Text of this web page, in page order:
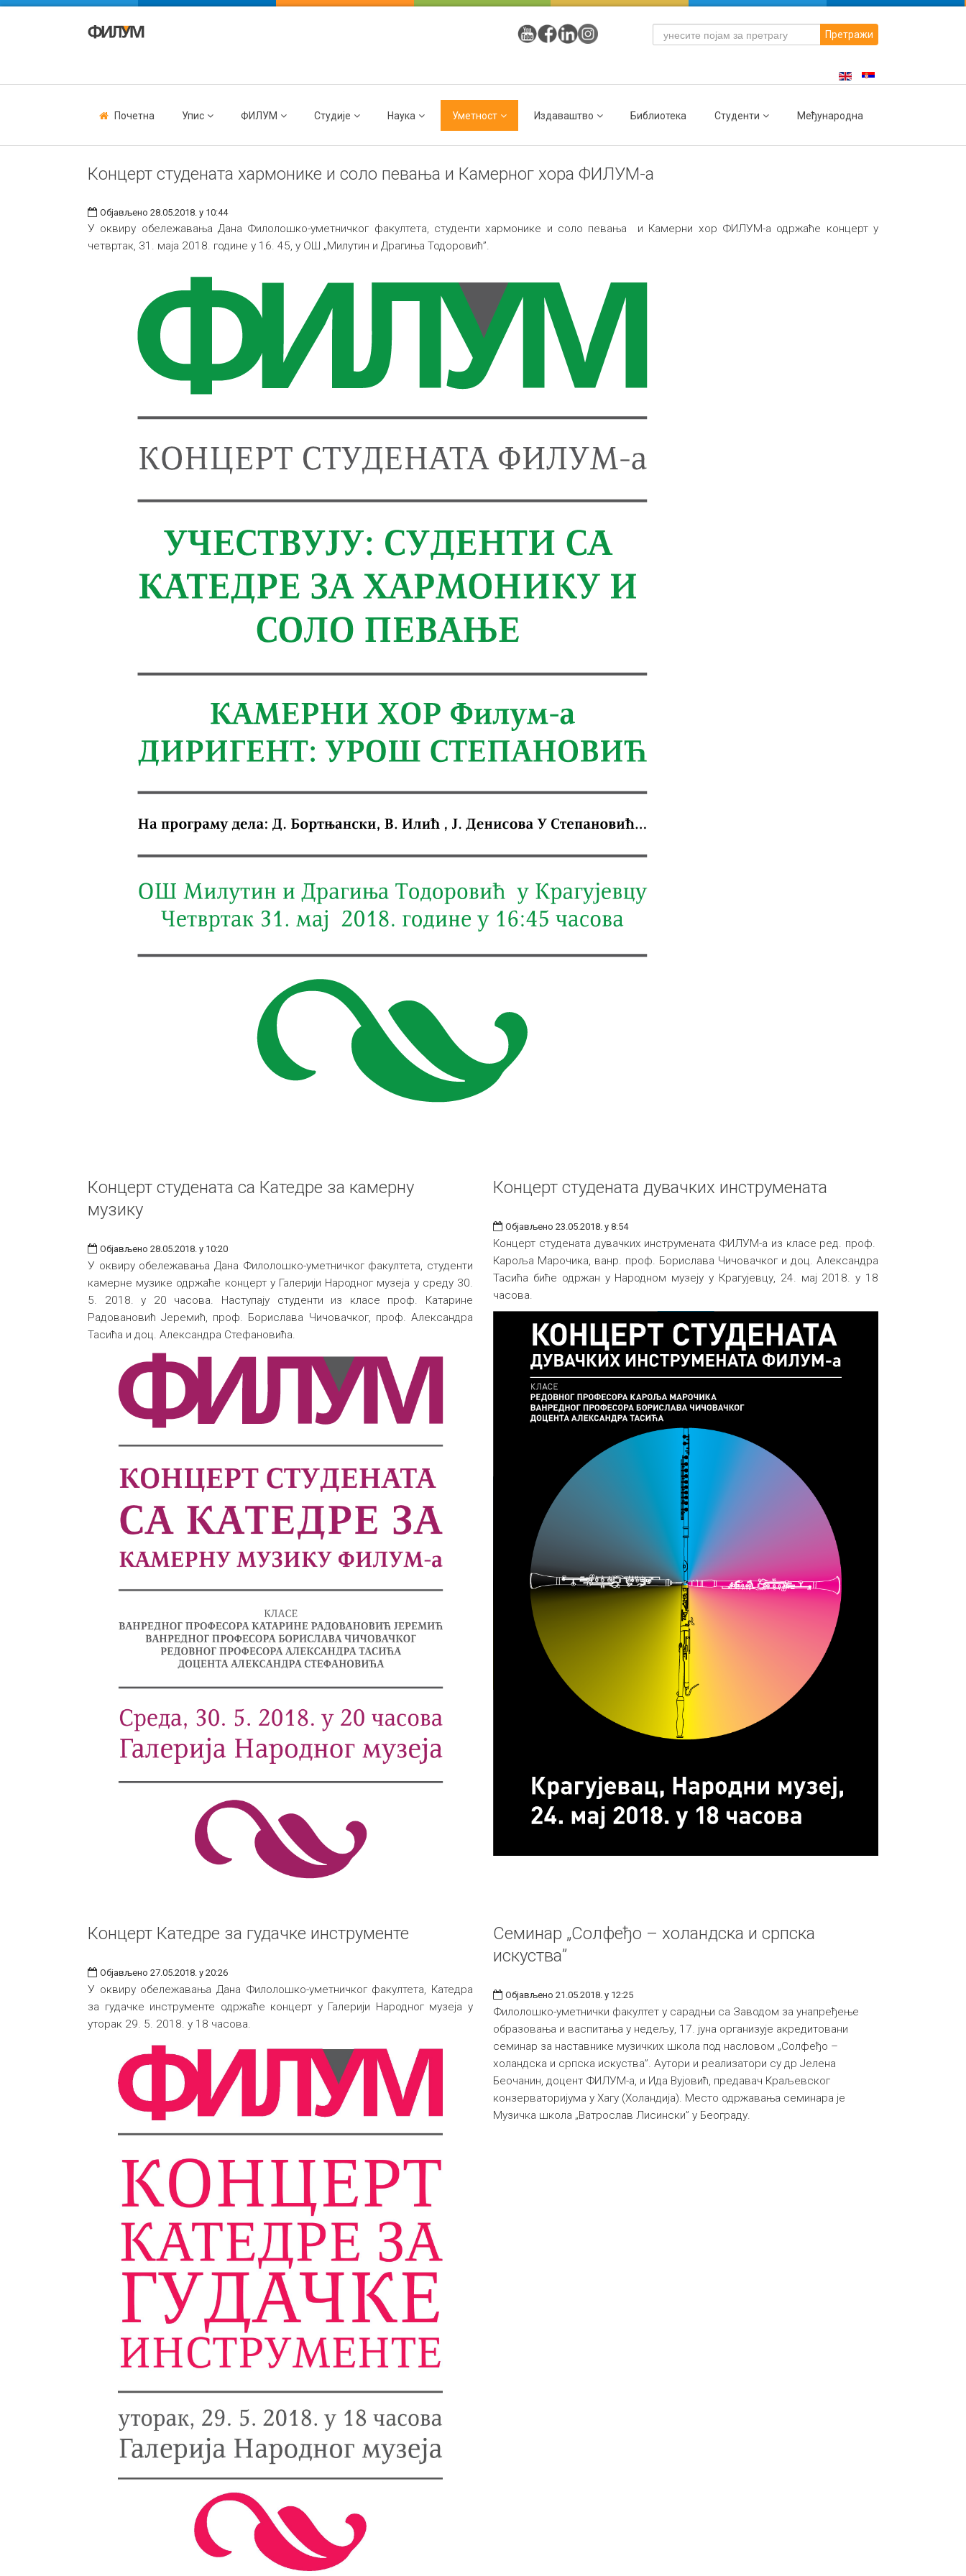
Претражи
Почетна Упис ФИЛУМ Студије Наука Уметност Издаваштво Библиотека Студенти Међународна
Концерт студената хармонике и соло певања и Камерног хора ФИЛУМ-а
Објављено 28.05.2018. у 10:44
У оквиру обележавања Дана Филолошко-уметничког факултета, студенти хармонике и соло певања и Камерни хор ФИЛУМ-а одржаће концерт у
четвртак, 31. маја 2018. године у 16. 45, у ОШ „Милутин и Драгиња Тодоровић”.
Концерт студената са Катедре за камерну
музику
Објављено 28.05.2018. у 10:20
У оквиру обележавања Дана Филолошко-уметничког факултета, студенти
камерне музике одржаће концерт у Галерији Народног музеја у среду 30.
5. 2018. у 20 часова. Наступају студенти из класе проф. Катарине
Радовановић Јеремић, проф. Борислава Чичовачког, проф. Александра
Тасића и доц. Александра Стефановића.
Концерт студената дувачких инструмената
Објављено 23.05.2018. у 8:54
Концерт студената дувачких инструмената ФИЛУМ-а из класе ред. проф.
Кароља Марочика, ванр. проф. Борислава Чичовачког и доц. Александра
Тасића биће одржан у Народном музеју у Крагујевцу, 24. мај 2018. у 18
часова.
Концерт Катедре за гудачке инструменте
Објављено 27.05.2018. у 20:26
У оквиру обележавања Дана Филолошко-уметничког факултета, Катедра
за гудачке инструменте одржаће концерт у Галерији Народног музеја у
уторак 29. 5. 2018. у 18 часова.
Семинар „Солфеђо – холандска и српска
искуства”
Објављено 21.05.2018. у 12:25
Филолошко-уметнички факултет у сарадњи са Заводом за унапређење
образовања и васпитања у недељу, 17. јуна организује акредитовани
семинар за наставнике музичких школа под насловом „Солфеђо –
холандска и српска искуства”. Аутори и реализатори су др Јелена
Беочанин, доцент ФИЛУМ-а, и Ида Вујовић, предавач Краљевског
конзерваторијума у Хагу (Холандија). Место одржавања семинара је
Музичка школа „Ватрослав Лисински” у Београду.